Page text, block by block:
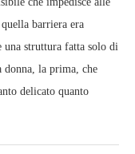
barriera era
una struttura fatta solo di
donna, la prima, che
delicato quanto